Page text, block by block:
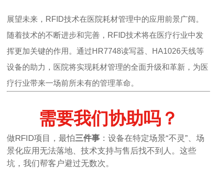
展望未来，RFID技术在医院耗材管理中的应用前景广阔。
随着技术的不断进步和完善，RFID技术将在医疗行业中发
挥更加关键的作用。通过HR7748读写器、HA1026天线等
设备的助力，医院将实现耗材管理的全面升级和革新，为医
疗行业带来一场前所未有的管理革命。
需要我们协助吗？
做RFID项目，最怕三件事 ：设备在特定场景“不灵”、场
景化应用无法落地、技术支持与售后找不到人。这些
坑，我们帮客户避过无数次。